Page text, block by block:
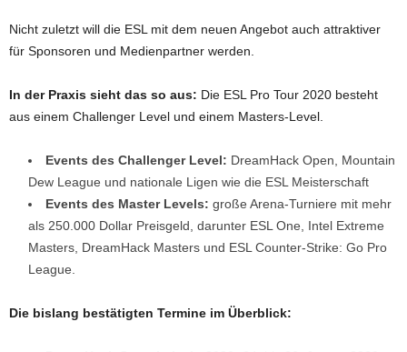
Nicht zuletzt will die ESL mit dem neuen Angebot auch attraktiver
für Sponsoren und Medienpartner werden.
In der Praxis sieht das so aus: Die ESL Pro Tour 2020 besteht
aus einem Challenger Level und einem Masters-Level.
Events des Challenger Level: DreamHack Open, Mountain
Dew League und nationale Ligen wie die ESL Meisterschaft
Events des Master Levels: große Arena-Turniere mit mehr
als 250.000 Dollar Preisgeld, darunter ESL One, Intel Extreme
Masters, DreamHack Masters und ESL Counter-Strike: Go Pro
League.
Die bislang bestätigten Termine im Überblick: